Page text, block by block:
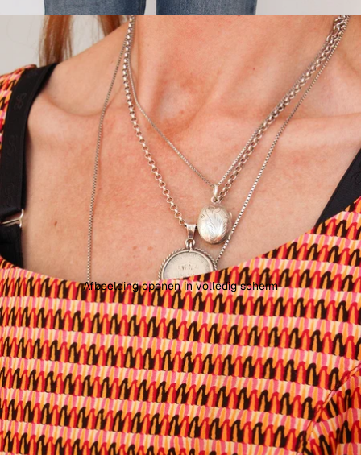
Afbeelding openen in volledig scherm